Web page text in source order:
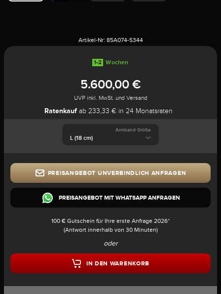
Artikel-Nr: 85A074-5344
1-2 Wochen
5.600,00 €
UVP inkl. MwSt. und Versand
Ratenkauf ab 233,33 € in 24 Monatsraten
Armband Größe
PREISANGEBOT UNVERBINDLICH ANFRAGEN
PREISANGEBOT MIT WHATSAPP ANFRAGEN
100 € Gutschein für Ihre erste Anfrage 2026*
(Antwort innerhalb von 30 Minuten)
oder
IN DEN WARENKORB